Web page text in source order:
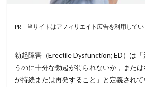
PR 当サイトはアフィリエイト広告を利用してい
勃起障害（Erectile Dysfunction; ED）は
うのに十分な勃起が得られないか，また
が持続または再発すること」と定義され